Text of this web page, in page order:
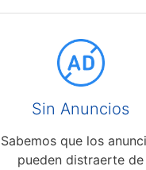
Sin Anuncios
Sabemos que los
pueden distraerte de